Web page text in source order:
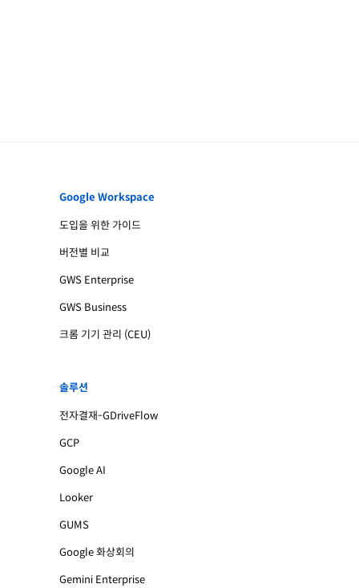
Google Workspace
도입을 위한 가이드
버전별 비교
GWS Enterprise
GWS Business
크롬 기기 관리 (CEU)
솔루션
전자결재-GDriveFlow
GCP
Google AI
Looker
GUMS
Google 화상회의
Gemini Enterprise